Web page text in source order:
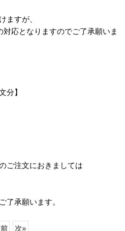
ますが、
応となりますのでご了承願いま
分】
ご注文におきましては
了承願います。
前 次»